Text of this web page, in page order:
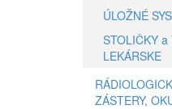
ÚLOŽNÉ
STOLIČKY a
LEKÁRSKE
ZÁSTERY,